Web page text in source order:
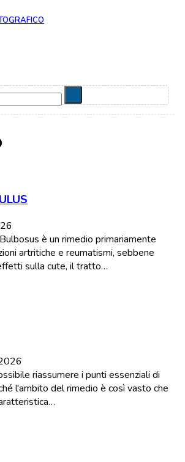
è un rimedio primariamente
artritiche e reumatismi, sebbene
sulla cute, il tratto…
riassumere i punti essenziali di
l'ambito del rimedio è così vasto che